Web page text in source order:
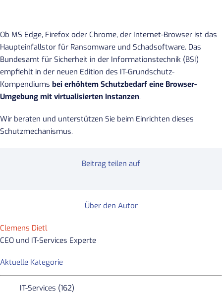
Ob MS Edge, Firefox oder Chrome, der Internet-Browser ist das
Haupteinfallstor für Ransomware und Schadsoftware. Das
Bundesamt für Sicherheit in der Informationstechnik (BSI)
empfiehlt in der neuen Edition des IT-Grundschutz-
Kompendiums bei erhöhtem Schutzbedarf eine Browser-
Umgebung mit virtualisierten Instanzen.
Wir beraten und unterstützen Sie beim Einrichten dieses
Schutzmechanismus.
Beitrag teilen auf
Über den Autor
Clemens Dietl
CEO und IT-Services Experte
Aktuelle Kategorie
IT-Services (162)